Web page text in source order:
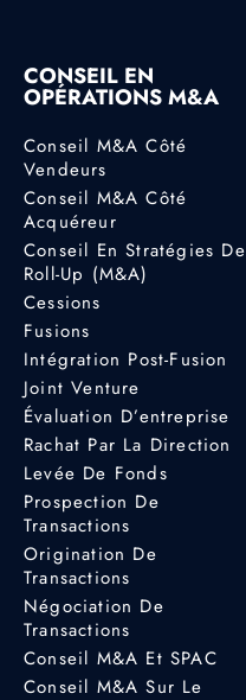
CONSEIL EN
OPÉRATIONS M&A
Conseil M&A Côté
Vendeurs
Conseil M&A Côté
Acquéreur
Conseil En Stratégies De
Roll-Up (M&A)
Cessions
Fusions
Intégration Post-Fusion
Joint Venture
Évaluation D’entreprise
Rachat Par La Direction
Levée De Fonds
Prospection De
Transactions
Origination De
Transactions
Négociation De
Transactions
Conseil M&A Et SPAC
Conseil M&A Sur Le